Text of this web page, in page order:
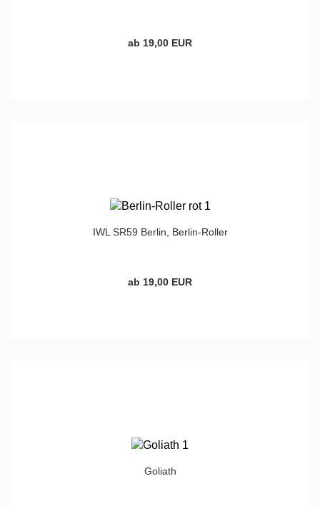
ab 19,00 EUR
IWL SR59 Berlin, Berlin-Roller
ab 19,00 EUR
Goliath